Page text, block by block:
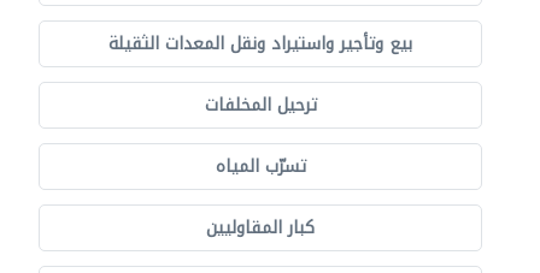
بيع وتأجير واستيراد ونقل المعدات الثقيلة
ترحيل المخلفات
تسرّب المياه
كبار المقاوليين